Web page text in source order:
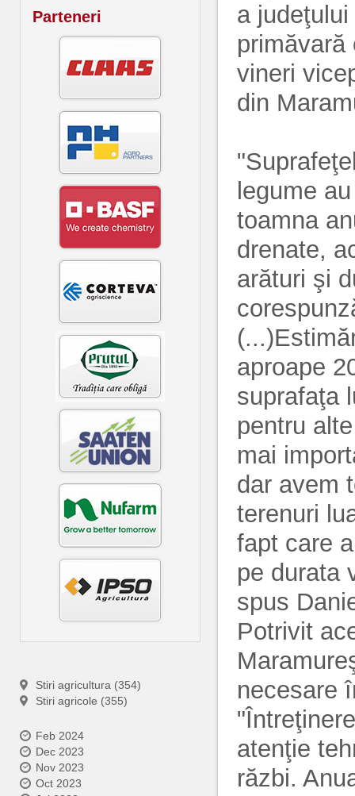
Parteneri
Stiri agricultura (354)
Stiri agricole (355)
Feb 2024
Dec 2023
Nov 2023
Oct 2023
a
primăvară
vineri
din
legume
toamna
drenate,
arături şi
aproape
suprafaţa
pentru
mai
dar avem
terenuri
fapt care
pe durata
spus
Potrivit
necesare
atenţie
răzbi.